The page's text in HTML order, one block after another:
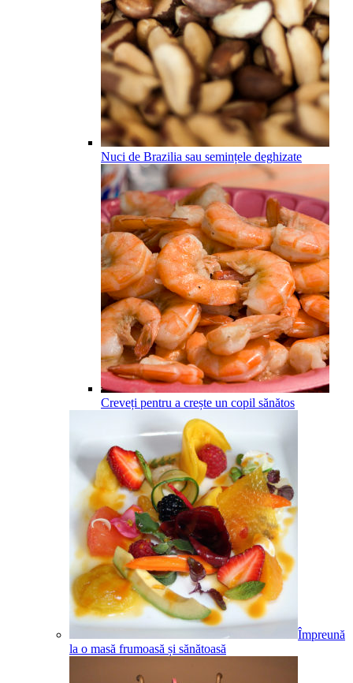
Nuci de Brazilia sau semințele deghizate
Creveți pentru a crește un copil sănătos
Împreună
la o masă frumoasă și sănătoasă